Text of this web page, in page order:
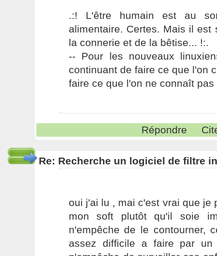
.:! L'être humain est au
alimentaire. Certes. Mais il est
la connerie et de la bêtise... !:.
-- Pour les nouveaux
continuant de faire ce que l'on
faire ce que l'on ne connaît pas
Répondre
Re: Recherche un logiciel de filtre
oui j'ai lu , mai c'est vrai que je
mon soft plutôt qu'il soie
n'empêche de le contourner,
assez difficile a faire par un